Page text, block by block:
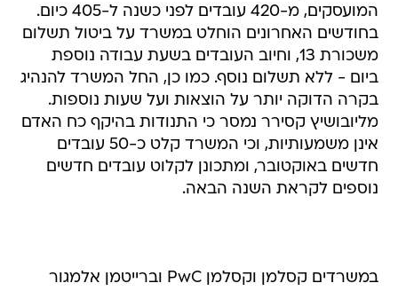
המועסקים, מ-420 עובדים לפני כשנה ל-405 כיום.
בחודשים האחרונים הוחלט במשרד על ביטול תשלום
משכורת 13, וחיוב העובדים בשעת עבודה נוספת
ביום - ללא תשלום נוסף. כמו כן, החל המשרד להנהיג
בקרה הדוקה יותר על הוצאות ועל שעות נוספות.
מליובושיץ קסירר נמסר כי התנודות בהיקף כח האדם
אינן משמעותיות, וכי המשרד קלט כ-50 עובדים
חדשים באוקטובר, ומתכונן לקלוט עובדים חדשים
נוספים לקראת השנה הבאה.
במשרדים קסלמן וקסלמן PwC וברייטמן אלמגור